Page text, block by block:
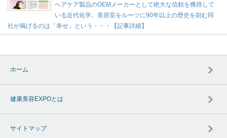
ヘアケア製品のOEMメーカーとして絶大な信頼を獲得して
いる近代化学。美容室をルーツに90年以上の歴史を刻む同
社が掲げるのは「幸せ」という・・・【記事詳細】
ホーム
健康美容EXPOとは
サイトマップ